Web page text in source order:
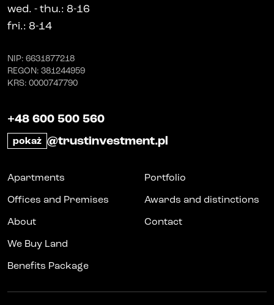
wed. -thu.: 8-16
fri.: 8-14
NIP: 6631877218
REGON: 381244959
KRS: 0000747790
+48 600 500 560
pokaż @trustinvestment.pl
Apartments
Offices and Premises
About
We Buy Land
Benefits Package
Portfolio
Awards and distinctions
Contact